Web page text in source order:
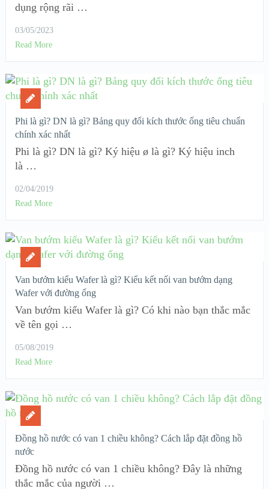
dụng rộng rãi …
03/05/2023
Read More
Phi là gì? DN là gì? Bảng quy đổi kích thước ống tiêu chuẩn
chính xác nhất
Phi là gì? DN là gì? Ký hiệu ø là gì? Ký hiệu inch
là …
02/04/2019
Read More
Van bướm kiểu Wafer là gì? Kiểu kết nối van bướm dạng
Wafer với đường ống
Van bướm kiểu Wafer là gì? Có khi nào bạn thắc mắc
về tên gọi …
05/08/2019
Read More
Đồng hồ nước có van 1 chiều không? Cách lắp đặt đồng hồ
nước
Đồng hồ nước có van 1 chiều không? Đây là những
thắc mắc của người …